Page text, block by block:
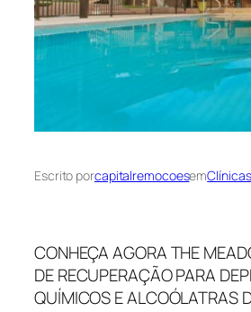
Escrito porcapitalremocoesem
CONHEÇA AGORA THE
DE RECUPERAÇÃO PARA
QUÍMICOS E ALCOÓLATRAS